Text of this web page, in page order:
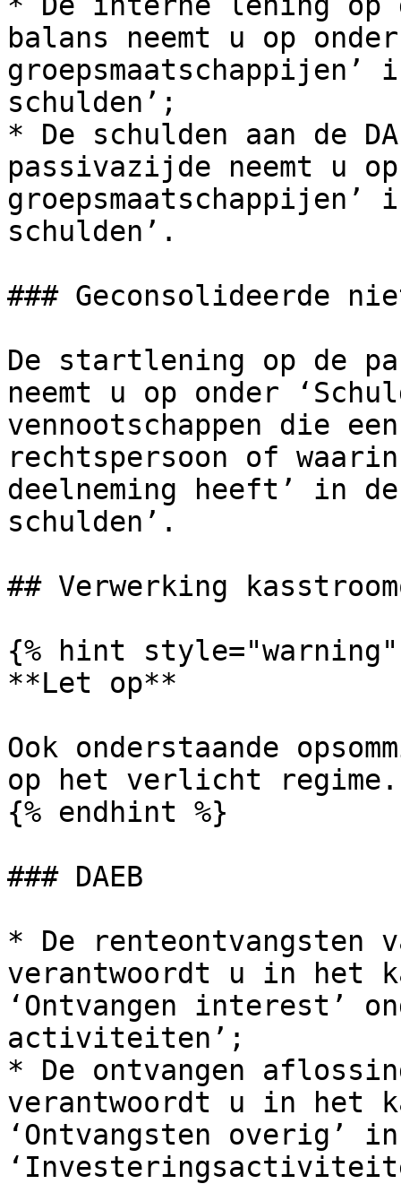
balans neemt u op
groepsmaatschappijen’
schulden’;
* De schulden aan de
passivazijde neemt u
schulden’.
### Geconsolideerde
De startlening op de
neemt u op onder
vennootschappen die
rechtspersoon of
deelneming heeft’ in
schulden’.
## Verwerking
{% hint style="warning"
**Let op**
Ook onderstaande
op het verlicht regime.
{% endhint %}
### DAEB
* De renteontvangsten
verantwoordt u in het
‘Ontvangen interest’
activiteiten’;
* De ontvangen
verantwoordt u in het
‘Ontvangsten overig’